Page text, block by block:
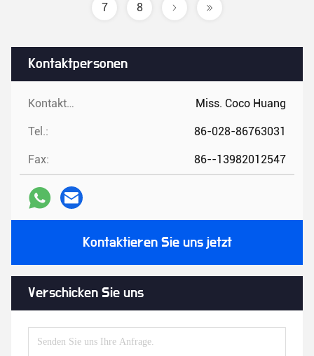
Kontaktpersonen
Kontaktpersonen: Miss. Coco Huang
Tel.: 86-028-86763031
Fax: 86--13982012547
Kontaktieren Sie uns jetzt
Verschicken Sie uns
7 8